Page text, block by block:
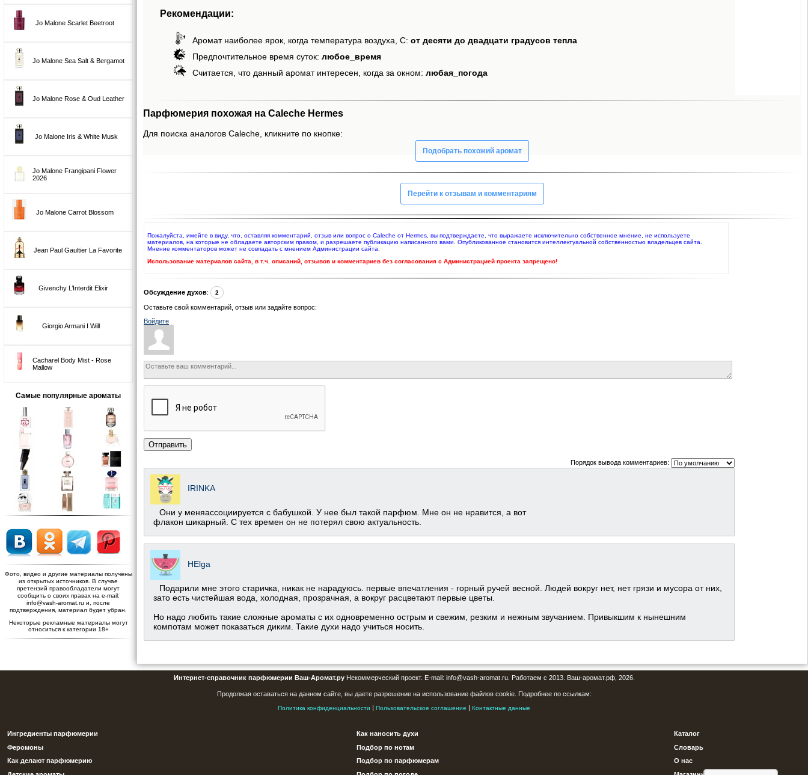
Jo Malone Scarlet Beetroot
Jo Malone Sea Salt & Bergamot
Jo Malone Rose & Oud Leather
Jo Malone Iris & White Musk
Jo Malone Frangipani Flower
2026
Jo Malone Carrot Blossom
Jean Paul Gaultier La Favorite
Givenchy L’Interdit Elixir
Giorgio Armani I Will
Cacharel Body Mist - Rose
Mallow
Самые популярные ароматы
Фото, видео и другие материалы получены
из открытых источников. В случае
претензий правообладатели могут
сообщить о своих правах на e-mail:
info@vash-aromat.ru и, после
подтверждения, материал будет убран.
Некоторые рекламные материалы могут
относиться к категории 18+
Рекомендации:
Аромат наиболее ярок, когда температура воздуха, С: от десяти до двадцати градусов тепла
Предпочтительное время суток: любое_время
Считается, что данный аромат интересен, когда за окном: любая_погода
Парфюмерия похожая на Caleche Hermes
Для поиска аналогов Caleche, кликните по кнопке:
Подобрать похожий аромат
Перейти к отзывам и комментариям
Пожалуйста, имейте в виду, что, оставляя комментарий, отзыв или вопрос о Caleche от Hermes, вы подтверждаете, что выражаете исключительно собственное мнение, не используете
материалов, на которые не обладаете авторским правом, и разрешаете публикацию написанного вами. Опубликованное становится интеллектуальной собственностью владельцев сайта.
Мнение комментаторов может не совпадать с мнением Администрации сайта.
Использование материалов сайта, в т.ч. описаний, отзывов и комментариев без согласования с Администрацией проекта запрещено!
Обсуждение духов: 2
Оставьте свой комментарий, отзыв или задайте вопрос:
Войдите
Отправить
Порядок вывода комментариев:
IRINKA
Они у меняассоциируется с бабушкой. У нее был такой парфюм. Мне он не нравится, а вот
флакон шикарный. С тех времен он не потерял свою актуальность.
HElga
Подарили мне этого старичка, никак не нарадуюсь. первые впечатления - горный ручей весной. Людей вокруг нет, нет грязи и мусора от них,
зато есть чистейшая вода, холодная, прозрачная, а вокруг расцветают первые цветы.
Но надо любить такие сложные ароматы с их одновременно острым и свежим, резким и нежным звучанием. Привыкшим к нынешним
компотам может показаться диким. Такие духи надо учиться носить.
Интернет-справочник парфюмерии Ваш-Аромат.руНекоммерческий проект. E-mail: info@vash-aromat.ru. Работаем с 2013. Ваш-аромат.рф, 2026.
Продолжая оставаться на данном сайте, вы даете разрешение на использование файлов cookie. Подробнее по ссылкам:
Политика конфиденциальности | Пользовательское соглашение | Контактные данные
Ингредиенты парфюмерии
Феромоны
Как делают парфюмерию
Как наносить духи
Подбор по нотам
Подбор по парфюмерам
Каталог
Словарь
О нас